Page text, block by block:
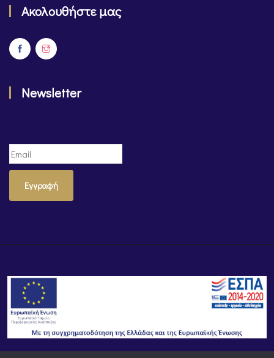
Ακολουθήστε μας
Newsletter
Εγγραφή